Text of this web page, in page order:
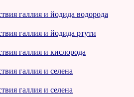
галлия и йодида водорода
галлия и йодида ртути
галлия и кислорода
галлия и селена
галлия и селена